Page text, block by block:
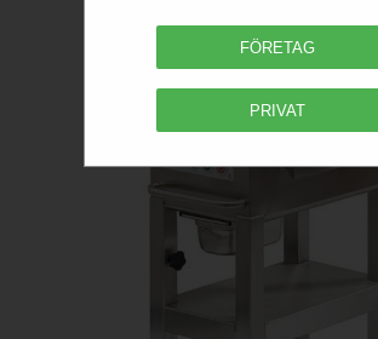
FÖRETAG
PRIVAT